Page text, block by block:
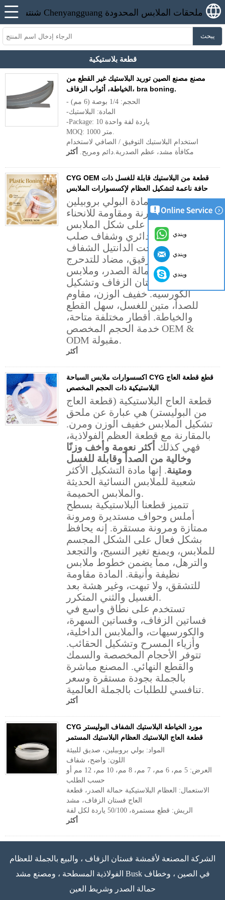
يبحث
قطعة بلاستيكية
مصنع مصنع الصين توريد البلاستيك غير القطع من
الخياطة، أثواب الزفاف، bra boning.
- الحجم: 1/4 بوصة (6 مم)
-المادة: البلاستيك
-Package: 10 ياردة لفة واحدة
MOQ: 1000 متر.
استخدام البلاستيك التوفيق / الصافي لاستخدام
مكافأة مشد، عظم الصدرية.دائم ومريح. أكثر
CYG OEM قطعة من البلاستيك قابلة للغسل ذات
حافة ناعمة لتشكيل العظام لإكسسوارات الملابس
مصنوعة من مادة البولي بروبيلين
عالية المتانة، ومرنة ومقاومة للانحناء
ومرنة، وتحافظ على شكل الملابس
بثبات. تصميم دائري وشفاف صلب
غير مرئي تحت الدانتيل الشفاف
والنسيج الرقيق، مضاد للتدحرج
لدعم جانب حمالة الصدر، وملابس
الجسم، وفستان الزفاف وتشكيل
الكورسيه. خفيف الوزن، مقاوم
للصدأ، متين للغسل، سهل القطع
والخياطة. أقطار مختلفة متاحة،
خدمة الحجم المخصص OEM &
ODM مقبولة.
أكثر
اكسسوارات ملابس السباحة CYG قطع قطعة العاج
البلاستيكية ذات الحجم المخصص
قطعة العاج البلاستيكية (قطعة العاج
من البوليستر) هي عبارة عن ملحق
تشكيل الملابس خفيف الوزن ومرن.
بالمقارنة مع قطعة العظم الفولاذية،
فهي كذلك أكثر نعومة وأخف وزنًا
وخالية من الصدأ وقابلة للغسل
ومتينة. إنها مادة التشكيل الأكثر
شعبية للملابس النسائية الحديثة
والملابس الحميمة.
تتميز قطعنا البلاستيكية بسطح
أملس وحواف مستديرة ومرونة
ممتازة ومرونة مستقرة. إنه يحافظ
بشكل فعال على الشكل المجسم
للملابس، ويمنع تغير النسيج، والتجعد
والترهل، مما يضمن خطوط ملابس
نظيفة وأنيقة. المادة مقاومة
للتشقق، ولا تبهت، وغير هشة بعد
الغسيل والثني المتكرر.
تستخدم على نطاق واسع في
فساتين الزفاف، وفساتين السهرة،
والكورسيهات، والملابس الداخلية،
وأزياء المسرح وتشكيل الحقائب.
تتوفر الأحجام المخصصة والسمك
والقطع النهائي. المصنع مباشرة
بالجملة بجودة مستقرة وسعر
تنافسي للطلبات بالجملة العالمية.
أكثر
CYG مورد الخياطة البلاستيك الشفاف البوليستر
قطعة العاج البلاستيك العظام البلاستيك المستمر
المواد: بولي بروبيلين، صديق للبيئة
اللون: واضح، شفاف
العرض: 5 مم، 6 مم، 7 مم، 8 مم، 10 مم، 12 مم أو
حسب الطلب
الاستعمال: العظام البلاستيكية حمالة الصدر، قطعة
العاج فستان الزفاف، مشد
الريش: قطع مستمرة، 50/100 ياردة لكل لفة
أكثر
الشركة المصنعة لأقمشة فستان الزفاف ، والبيع بالجملة للعظام
الفولاذية المسطحة ، ومصنع مشد Busk في الصين ، وخطاف
حمالة الصدر وشريط العين
ويندي
ويندي
ويندي